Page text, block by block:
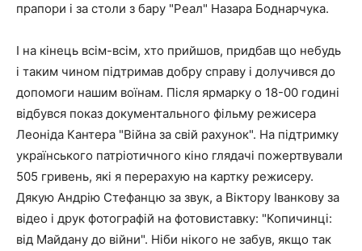
прапори і за столи з бару "Реал" Назара Боднарчука.
І на кінець всім-всім, хто прийшов, придбав що небудь
і таким чином підтримав добру справу і долучився до
допомоги нашим воїнам. Після ярмарку о 18-00 годині
відбувся показ документального фільму режисера
Леоніда Кантера "Війна за свій рахунок". На підтримку
українського патріотичного кіно глядачі пожертвували
505 гривень, які я перерахую на картку режисеру.
Дякую Андрію Стефанцю за звук, а Віктору Іванкову за
відео і друк фотографій на фотовиставку: "Копичинці:
від Майдану до війни". Ніби нікого не забув, якщо так